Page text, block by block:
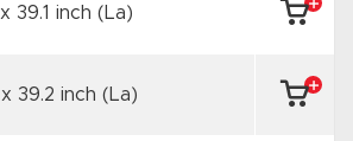
x 39.1 inch (La)
x 39.2 inch (La)